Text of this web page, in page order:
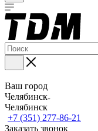
Ваш город
Челябинск
Челябинск
+7 (351) 277-86-21
Заказать звонок